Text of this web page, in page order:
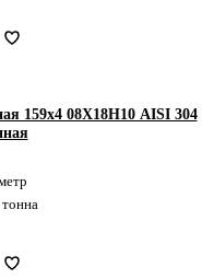
159х4 08Х18Н10 AISI 304
тонна